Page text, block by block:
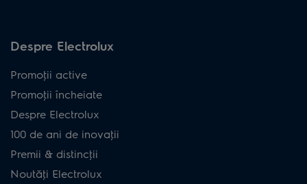
Despre Electrolux
Promoţii active
Promoţii încheiate
Despre Electrolux
100 de ani de inovaţii
Premii & distincţii
Noutăţi Electrolux